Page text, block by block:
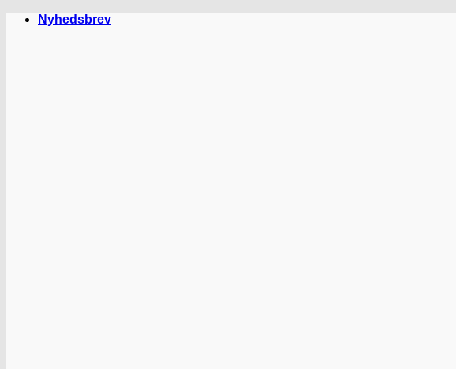
FortsætNyhedsbrev